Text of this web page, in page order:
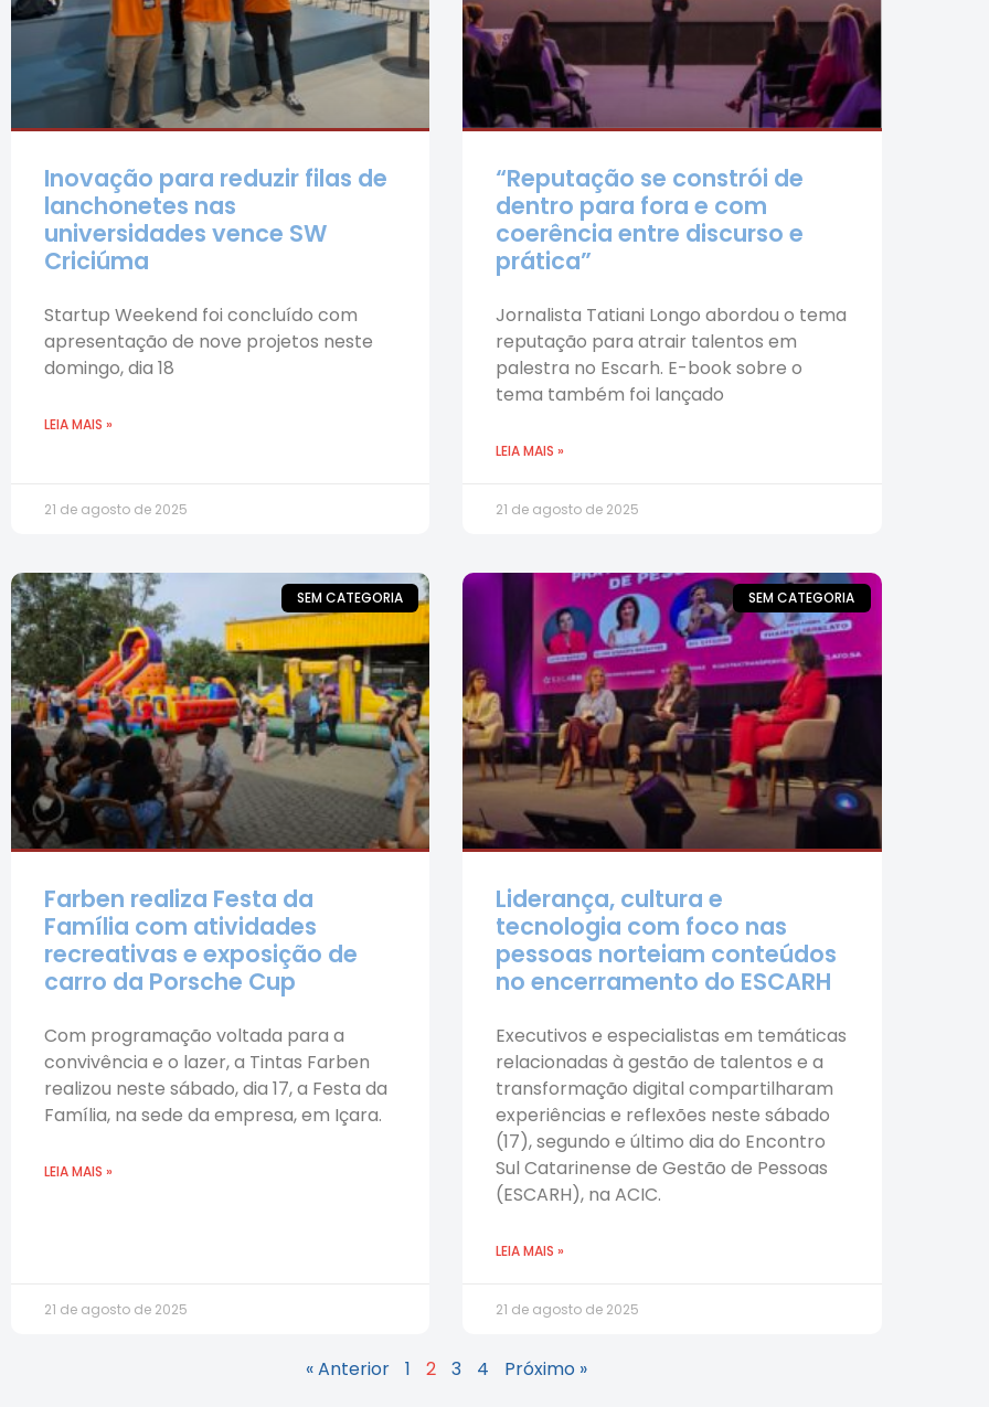
Inovação para reduzir filas de
lanchonetes nas
universidades vence SW
Criciúma
Startup Weekend foi concluído com
apresentação de nove projetos neste
domingo, dia 18
LEIA MAIS »
21 de agosto de 2025
“Reputação se constrói de
dentro para fora e com
coerência entre discurso e
prática”
Jornalista Tatiani Longo abordou o tema
reputação para atrair talentos em
palestra no Escarh. E-book sobre o
tema também foi lançado
LEIA MAIS »
21 de agosto de 2025
SEM CATEGORIA
Farben realiza Festa da
Família com atividades
recreativas e exposição de
carro da Porsche Cup
Com programação voltada para a
convivência e o lazer, a Tintas Farben
realizou neste sábado, dia 17, a Festa da
Família, na sede da empresa, em Içara.
LEIA MAIS »
21 de agosto de 2025
SEM CATEGORIA
Liderança, cultura e
tecnologia com foco nas
pessoas norteiam conteúdos
no encerramento do ESCARH
Executivos e especialistas em temáticas
relacionadas à gestão de talentos e a
transformação digital compartilharam
experiências e reflexões neste sábado
(17), segundo e último dia do Encontro
Sul Catarinense de Gestão de Pessoas
(ESCARH), na ACIC.
LEIA MAIS »
21 de agosto de 2025
« Anterior 1 2 3 4 Próximo »